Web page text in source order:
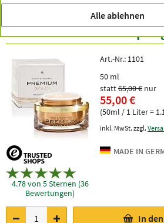
Premium Gold!
4.78 von 5 Sternen (36
Bewertungen)
Art.-Nr.: 1101
50 ml
statt65,00 € nur
55,00 €
(50ml / 1 Liter =
inkl. MwSt. zzgl.
In
Alle ablehnen